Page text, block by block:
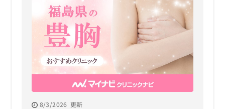
8/3/2026 更新